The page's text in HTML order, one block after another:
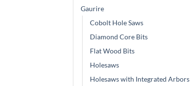
Gaurire
Cobolt Hole Saws
Diamond Core Bits
Flat Wood Bits
Holesaws
Holesaws with Integrated Arbors